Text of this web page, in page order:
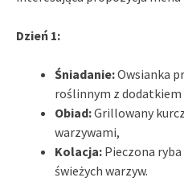
Dzień 1:
Śniadanie:Owsianka
roślinnym z
Obiad:Grillowany
warzywami,
Kolacja: Pieczona
świeżych warzyw.